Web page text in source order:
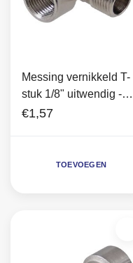
Messing vernikkeld T-
stuk 1/8" uitwendig -
1/8" inwendig (2x)
€1,57
TOEVOEGEN